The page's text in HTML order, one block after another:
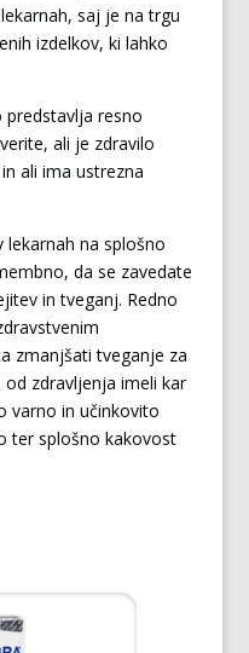
saj je na trgu
izdelkov, ki lahko
predstavlja resno
ali je zdravilo
ali ima ustrezna
na splošno
da se zavedate
in tveganj. Redno
zmanjšati tveganje za
zdravljenja imeli kar
varno in učinkovito
ter splošno kakovost